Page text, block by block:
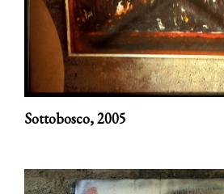
Sottobosco,2005